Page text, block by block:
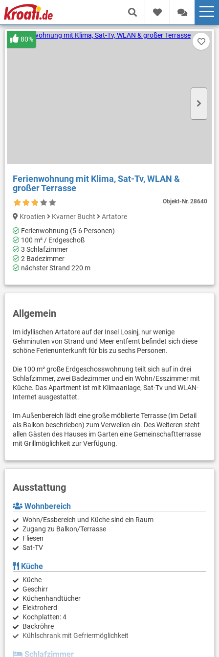
Ferienwohnung mit Klima, Sat-Tv, WLAN &
großer Terrasse
Objekt-Nr.28640
80%
Kroatien Kvarner Bucht
Artatore
Ferienwohnung (5-6 Personen)
100 m² / Erdgeschoß
3 Schlafzimmer
2 Badezimmer
nächster Strand 220 m
Allgemein
Im idyllischen Artatore auf der Insel Losinj, nur wenige
Gehminuten von Strand und Meer entfernt befindet sich diese
schöne Ferienunterkunft für bis zu sechs Personen.
Die 100 m² große Erdgeschosswohnung teilt sich auf in drei
Schlafzimmer, zwei Badezimmer und ein Wohn/Esszimmer mit
Küche. Das Apartment ist mit Klimaanlage, Sat-Tv und WLAN-
Internet ausgestattet.
Im Außenbereich lädt eine große möblierte Terrasse (im Detail
als Balkon beschrieben) zum Verweilen ein. Des Weiteren steht
allen Gästen des Hauses im Garten eine Gemeinschaftterrasse
mit Grillmöglichkeit zur Verfügung.
Ausstattung
Wohnbereich
Wohn/Essbereich und Küche sind ein Raum
Zugang zu Balkon/Terrasse
Fliesen
Sat-TV
Küche
Küche
Geschirr
Küchenhandtücher
Elektroherd
Kochplatten: 4
Backröhre
Kühlschrank mit Gefriermöglichkeit
Schlafzimmer